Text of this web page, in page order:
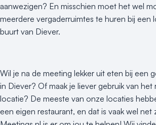
aanwezigen? En misschien moet het wel
meerdere vergaderruimtes te huren bij een
buurt van Diever.
Wil je na de meeting lekker uit eten bij een
in Diever? Of maak je liever gebruik van het
locatie? De meeste van onze locaties
een eigen restaurant, en dat is vaak wel net